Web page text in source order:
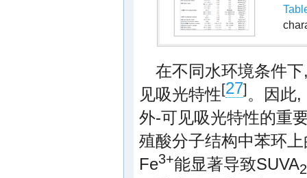
在不同水环境条件
见吸光特性[27] 。因此,
外-可见吸光特性的重
殖酸分子结构中苯环
Fe3+能显著导致SUVA